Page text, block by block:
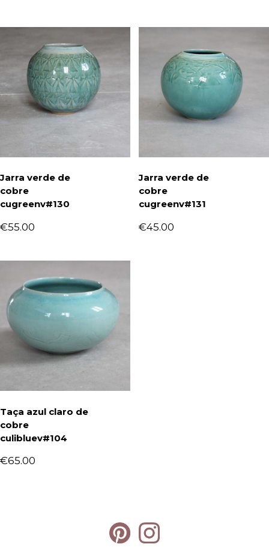
Jarra verde de
cobre
cugreenv#130
55.00
€
Jarra verde de
cobre
cugreenv#131
45.00
€
Taça azul claro de
cobre
culibluev#104
65.00
€